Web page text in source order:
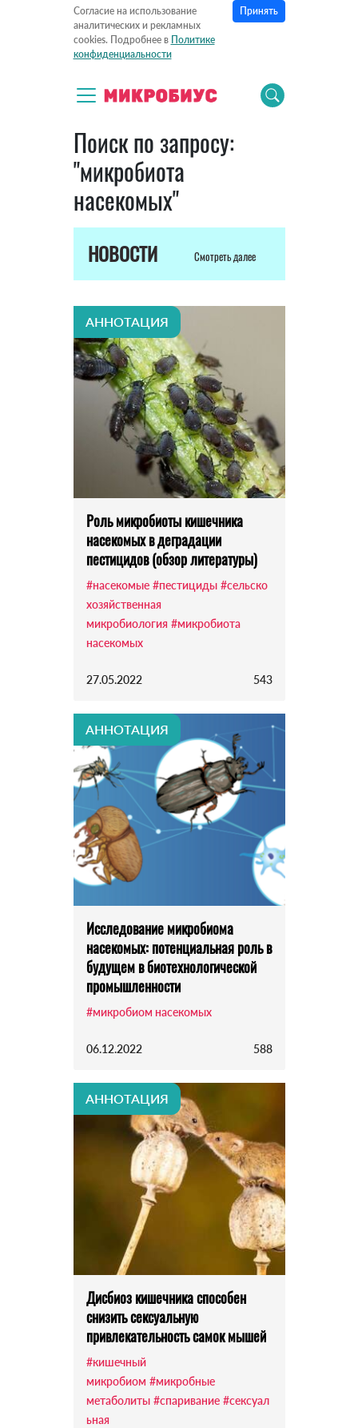
Согласие на использование
аналитических и рекламных
cookies. Подробнее в Политике
конфиденциальности
Принять
Поиск по запросу:
"микробиота
насекомых"
НОВОСТИ Смотреть далее
АННОТАЦИЯ
Роль микробиоты кишечника
насекомых в деградации
пестицидов (обзор литературы)
#насекомые #пестициды #сельско
хозяйственная
микробиология #микробиота
насекомых
27.05.2022 543
АННОТАЦИЯ
Исследование микробиома
насекомых: потенциальная роль в
будущем в биотехнологической
промышленности
#микробиом насекомых
06.12.2022 588
АННОТАЦИЯ
Дисбиоз кишечника способен
снизить сексуальную
привлекательность самок мышей
#кишечный
микробиом #микробные
метаболиты #спаривание #сексуал
ьная